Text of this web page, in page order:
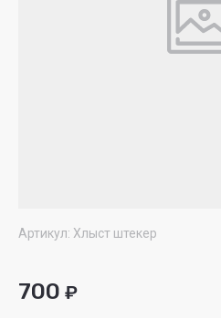
Артикул: Хлыст штекер
700 ₽